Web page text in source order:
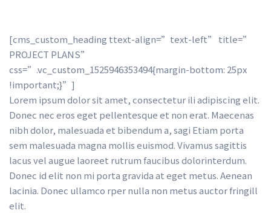
[cms_custom_heading ttext-align=”text-left” title=”
PROJECT PLANS”
css=”.vc_custom_1525946353494{margin-bottom: 25px
!important;}”]
Lorem ipsum dolor sit amet, consectetur ili adipiscing elit.
Donec nec eros eget pellentesque et non erat. Maecenas
nibh dolor, malesuada et bibendum a, sagi Etiam porta
em malesuada magna mollis euismod. Vivamus sagittis
lacus vel augue laoreet rutrum faucibus dolorinterdum.
Donec id elit non mi porta gravida at eget metus. Aenean
lacinia. Donec ullamco rper nulla non metus auctor fringill
elit.